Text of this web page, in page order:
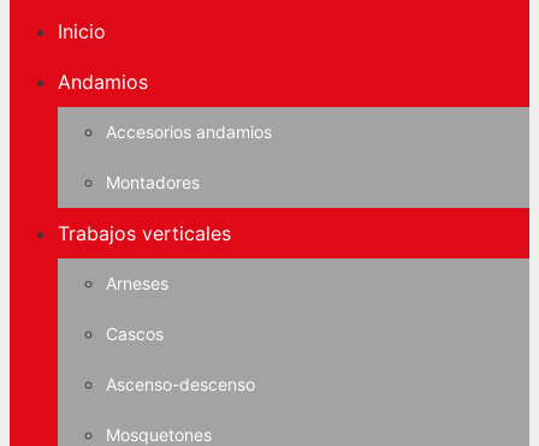
Inicio
Andamios
Accesorios andamios
Montadores
Trabajos verticales
Arneses
Cascos
Ascenso-descenso
Mosquetones